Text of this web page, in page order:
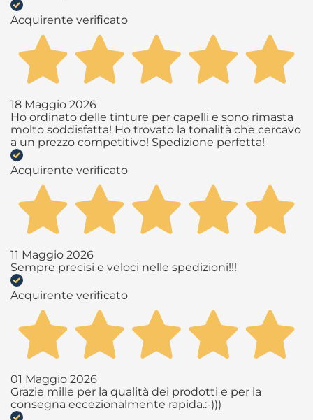
Acquirente verificato
18 Maggio 2026
Ho ordinato delle tinture per capelli e sono rimasta
molto soddisfatta! Ho trovato la tonalità che cercavo
a un prezzo competitivo! Spedizione perfetta!
Acquirente verificato
11 Maggio 2026
Sempre precisi e veloci nelle spedizioni!!!
Acquirente verificato
01 Maggio 2026
Grazie mille per la qualità dei prodotti e per la
consegna eccezionalmente rapida.:-)))